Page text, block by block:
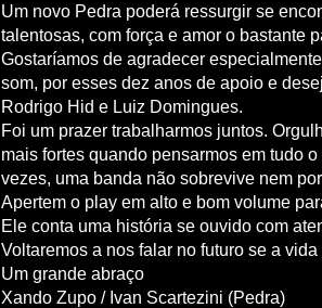
Um novo Pedra poderá ressurgir se
talentosas, com força e amor o bastante
Gostaríamos de agradecer
som, por esses dez anos de apoio e
Rodrigo Hid e Luiz Domingues.
Foi um prazer trabalharmos juntos.
mais fortes quando pensarmos em tudo
vezes, uma banda não sobrevive nem
Apertem o play em alto e bom volume
Ele conta uma história se ouvido com
Voltaremos a nos falar no futuro se a
Um grande abraço
Xando Zupo / Ivan Scartezini (Pedra)